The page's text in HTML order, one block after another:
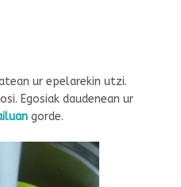
ur epelarekin utzi.
Egosiak daudenean ur
gorde.